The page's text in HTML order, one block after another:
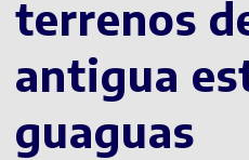
terrenos
antigua
guaguas